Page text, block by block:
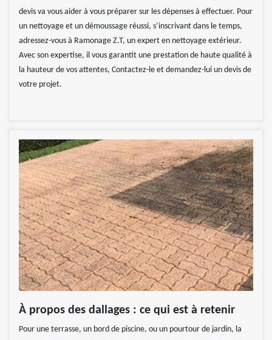
devis va vous aider à vous préparer sur les dépenses à effectuer. Pour
un nettoyage et un démoussage réussi, s’inscrivant dans le temps,
adressez-vous à Ramonage Z.T, un expert en nettoyage extérieur.
Avec son expertise, il vous garantit une prestation de haute qualité à
la hauteur de vos attentes, Contactez-le et demandez-lui un devis de
votre projet.
À propos des dallages : ce qui est à retenir
Pour une terrasse, un bord de piscine, ou un pourtour de jardin, la